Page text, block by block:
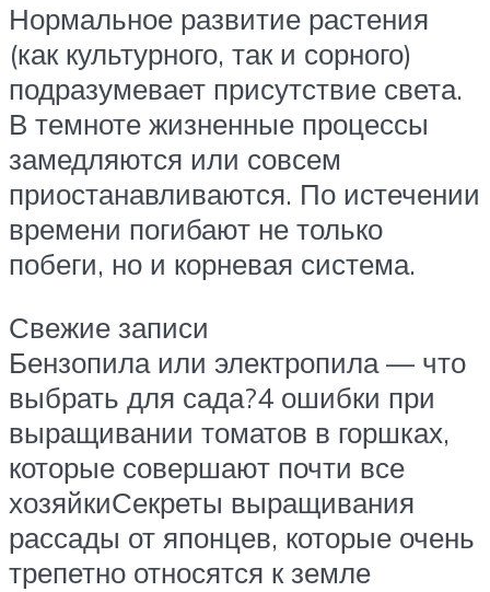
Нормальное развитие растения
(как культурного, так и сорного)
подразумевает присутствие света.
В темноте жизненные процессы
замедляются или совсем
приостанавливаются. По истечении
времени погибают не только
побеги, но и корневая система.
Свежие записи
Бензопила или электропила — что
выбрать для сада?4 ошибки при
выращивании томатов в горшках,
которые совершают почти все
хозяйкиСекреты выращивания
рассады от японцев, которые очень
трепетно относятся к земле